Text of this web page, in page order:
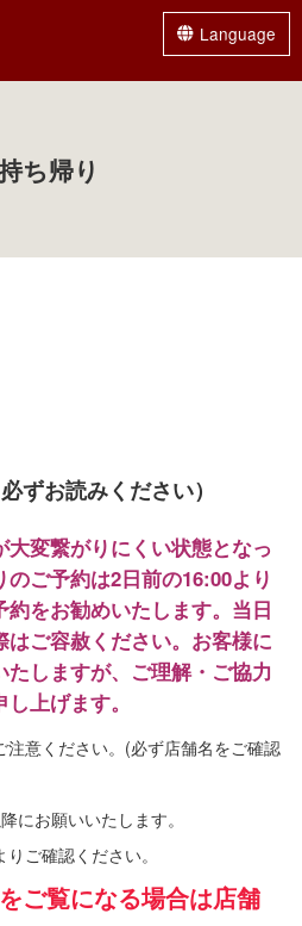
Language
ち帰り
ずお読みください）
変繋がりにくい状態となっ
ご予約は2日前の16:00より
をお勧めいたします。当日
ご容赦ください。 お客様に
しますが、ご理解・ご協力
上げます。
注意ください。(必ず店舗名をご確認
にお願いいたします。
ご確認ください。
ご覧になる場合は店舗